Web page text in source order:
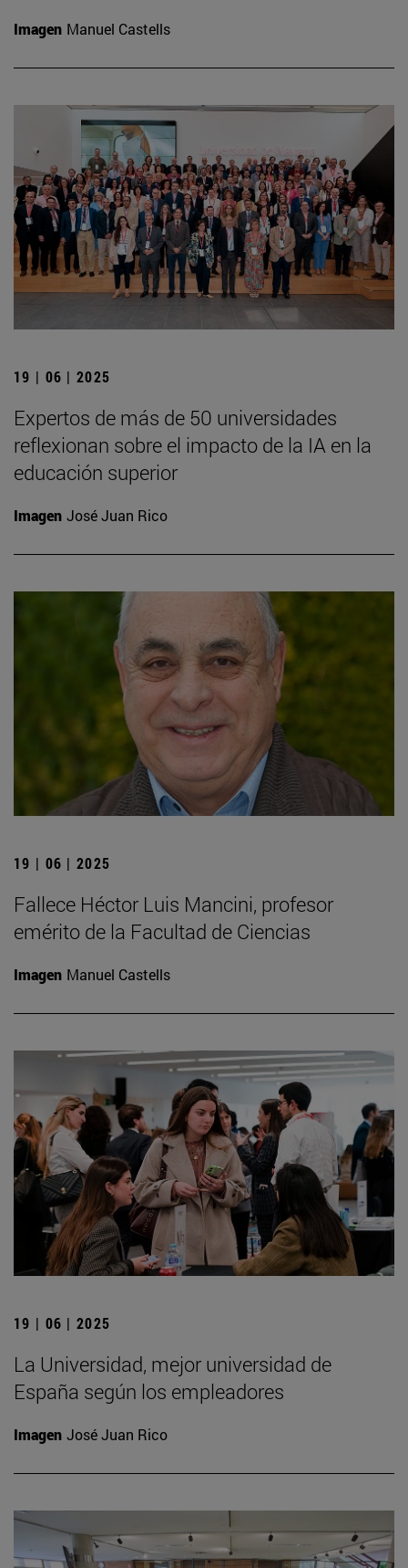
Imagen Manuel Castells
19 | 06 | 2025
Expertos de más de 50 universidades
reflexionan sobre el impacto de la IA en la
educación superior
Imagen José Juan Rico
19 | 06 | 2025
Fallece Héctor Luis Mancini, profesor
emérito de la Facultad de Ciencias
Imagen Manuel Castells
19 | 06 | 2025
La Universidad, mejor universidad de
España según los empleadores
Imagen José Juan Rico